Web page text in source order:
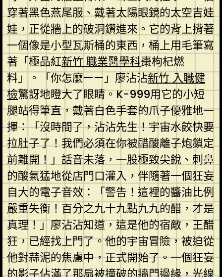
穿著黑色燕尾服、戴著太陽眼鏡的太空吉娃
娃，正從牆上的破洞鑽進來。它的背上揹著
一個像是小型瓦斯桶的東西，桶上用毛筆寫
著「極品紅新竹 職業醫學科棗枸杞燃
料」。「你怎麼——」廖沾沾新竹 入職健
檢驚訝地瞪大了眼睛。K-999用它的小短
腿站得筆直，戴著白色手套的爪子優雅地一
揮：「沒時間了，沾沾先生！宇宙水餃快要
拉肚子了！我們必須在你被醋酸離子炮鎖定
前離開！」話音未落，一股極致尖銳、刺鼻
的酸氣猛地從店門口灌入，伴隨著一個狂妄
自大的電子音效：「警告！這裡的醬油比例
嚴重失衡！百分之九十九點九九的醋，才是
真理！」廖沾沾知道，這是他的宿敵，王醋
狂，已經找上門了。他的宇宙冒險，被迫從
他對蒜泥的焦慮中，正式開始了。一個狂妄
的影子佔滿了那扇被撞破的牆門邊緣，光線